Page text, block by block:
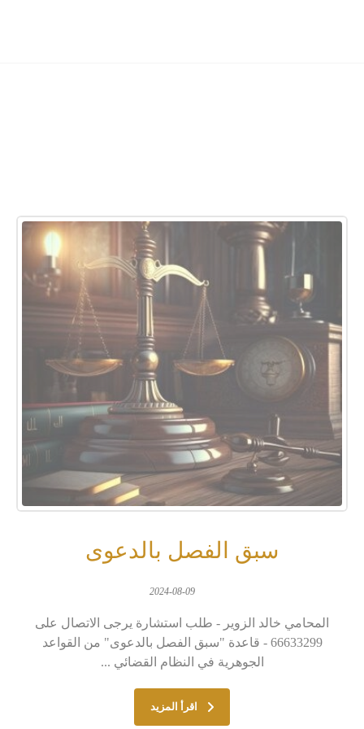
سبق الفصل بالدعوى
2024-08-09
المحامي خالد الزوير - طلب استشارة يرجى الاتصال على
66633299 - قاعدة "سبق الفصل بالدعوى" من القواعد
الجوهرية في النظام القضائي ...
اقرأ المزيد